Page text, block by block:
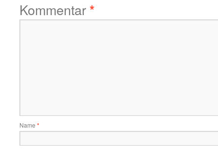
Kommentar*
Name *